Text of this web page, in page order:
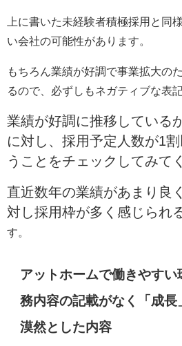
上に書いた未経験者積極採用と同
い会社の可能性があります。
もちろん業績が好調で事業拡大の
るので、必ずしもネガティブな表
業績が好調に推移している
に対し、採用予定人数が1
うことをチェックしてみて
直近数年の業績があまり良
対し採用枠が多く感じられ
す。
アットホームで働きやす
務内容の記載がなく「成長
漠然とした内容